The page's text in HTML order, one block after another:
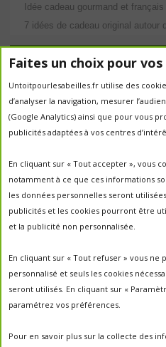
Faites un choix pour
Untoitpourlesabeilles.fr utilise des
d’analyser la navigation, mesurer
(Google Analytics) ainsi que pour vous
publicités adaptées à vos centres
En cliquant sur « Tout accepter », vous
notamment à ce que ces informations
les données personnelles seront
publicités et les cookies pourront être
et la publicité non personnalisée.
En cliquant sur « Tout refuser » vous
personnalisé et seuls les cookies
seront utilisés. En cliquant sur «
paramétrez vos préférences.
Pour en savoir plus sur la collecte des
Idée cadeau gourmand et
7 idées de cadeau original autour
Étiquettes
abeille abeille en danger
apiculteur apiculteurs
autrefois biodiversité Chantal
essaimage essaim
ruche Maroc miel miel;
français
portes ouvertes
rencontre apiculteurs
saison2017 saison2018
toit pour les
Un Toit Pour Les Abeilles;